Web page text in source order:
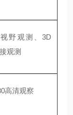
野观测、3D
观测
高清观察